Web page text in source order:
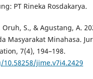
PT Rineka Rosdakarya.
S., & Agustang, A.
Masyarakat Minahasa.
7(4), 194–198.
jime.v7i4.2429